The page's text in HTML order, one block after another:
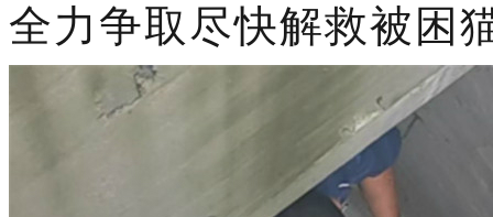
全力争取尽快解救被困